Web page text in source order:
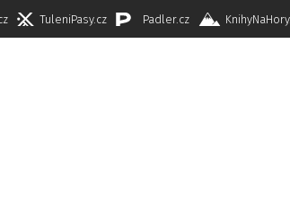
TuleniPasy.cz Padler.cz